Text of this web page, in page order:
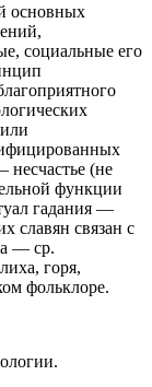
основных
социальные его
несчастье (не
функции
гадания —
славян связан с
— ср.
горя,
фольклоре.